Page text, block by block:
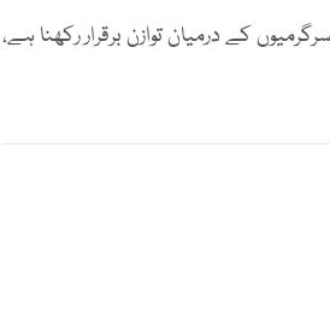
کے درمیان توازن برقرار رکھنا ہے،